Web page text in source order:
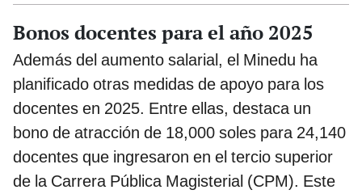
Bonos docentes para el año 2025
Además del aumento salarial, el Minedu ha
planificado otras medidas de apoyo para los
docentes en 2025. Entre ellas, destaca un
bono de atracción de 18,000 soles para 24,140
docentes que ingresaron en el tercio superior
de la Carrera Pública Magisterial (CPM). Este